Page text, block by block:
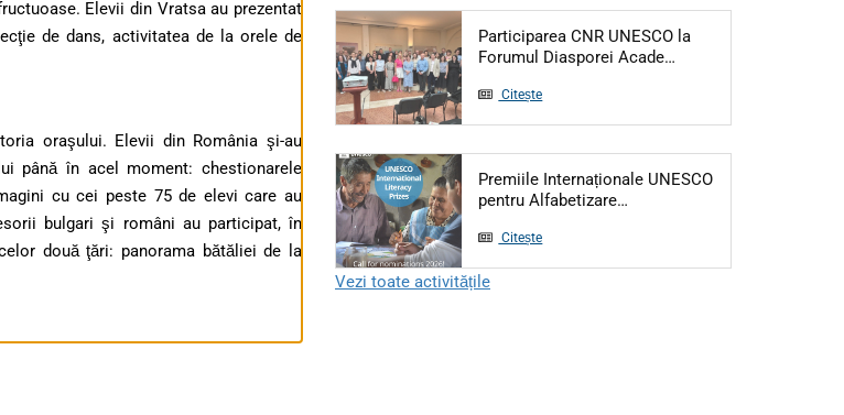
Elevii din Vratsa au prezentat
de dans, activitatea de la orele de
oraşului. Elevii din România şi-au
până în acel moment: chestionarele
cu cei peste 75 de elevi care au
bulgari şi români au participat, în
două ţări: panorama bătăliei de la
Participarea CNR UNESCO la
Forumul Diasporei Acade…
Citește
Premiile Internaționale UNESCO
pentru Alfabetizare…
Citește
Vezi toate activitățile